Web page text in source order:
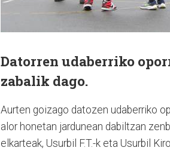
Datorren udaberriko
zabalik dago.
Aurten goizago datozen udaberriko
alor honetan jardunean dabiltzan
elkarteak, Usurbil F.T.-k eta Usurbil